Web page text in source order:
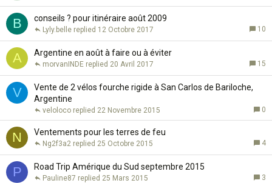
t
B conseils ? pour itinéraire août 2009
10
12 Octobre 2017
Lyly.belle
A Argentine en août à faire ou à éviter
15
20 Avril 2017
morvanINDE
V
Vente de 2 vélos fourche rigide à San Carlos de Bariloche,
Argentine
0
22 Novembre 2015
veloloco
N Ventements pour les terres de feu
4
25 Octobre 2015
Ng2f3a2
P Road Trip Amérique du Sud septembre 2015
3
25 Mars 2015
Pauline87